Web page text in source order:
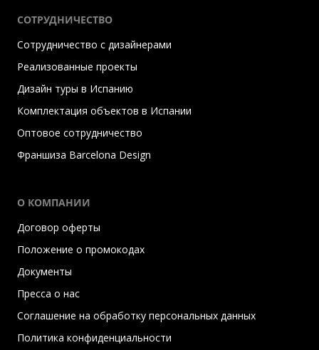
СОТРУДНИЧЕСТВО
Сотрудничество с дизайнерами
Реализованные проекты
Дизайн туры в Испанию
Комплектация объектов в Испании
Оптовое сотрудничество
Франшиза Barcelona Design
О КОМПАНИИ
Договор оферты
Положение о промокодах
Документы
Пресса о нас
Соглашение на обработку персональных данных
Политика конфиденциальности